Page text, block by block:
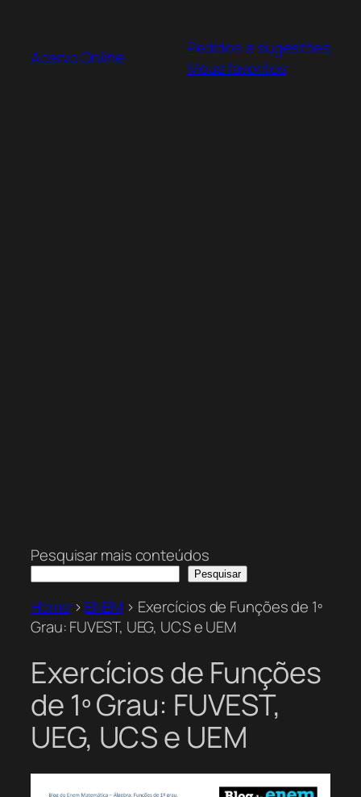
Acervo Online
Pedidos e sugestões
Meus favoritos
Pesquisar mais conteúdos
Pesquisar
Home > ENEM> Exercícios de Funções de 1º
Grau: FUVEST, UEG, UCS e UEM
Exercícios de Funções
de 1º Grau: FUVEST,
UEG, UCS e UEM